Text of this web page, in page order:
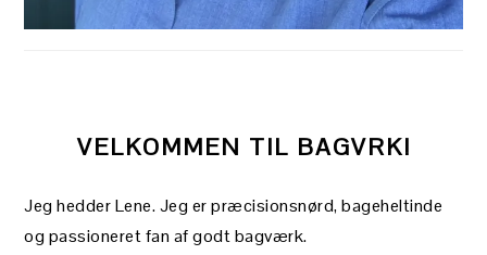
VELKOMMEN TIL BAGVRK!
Jeg hedder Lene. Jeg er præcisionsnørd, bageheltinde
og passioneret fan af godt bagværk.